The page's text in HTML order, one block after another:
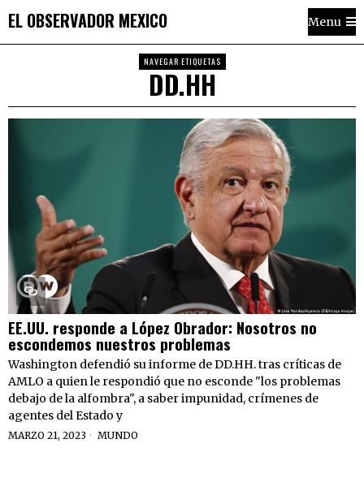
EL OBSERVADOR MEXICO Menu
NAVEGAR ETIQUETAS
DD.HH
EE.UU. responde a López Obrador: Nosotros no
escondemos nuestros problemas
Washington defendió su informe de DD.HH. tras críticas de
AMLO a quien le respondió que no esconde "los problemas
debajo de la alfombra", a saber impunidad, crímenes de
agentes del Estado y
MARZO 21, 2023 MUNDO